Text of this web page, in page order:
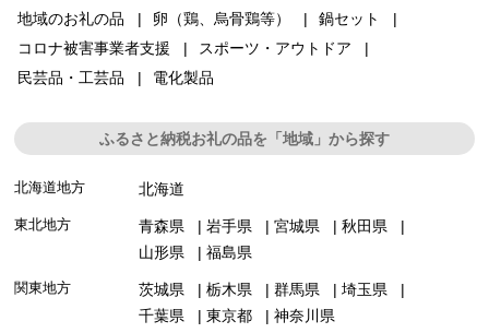
地域のお礼の品
卵（鶏、烏骨鶏等）
鍋セット
コロナ被害事業者支援
スポーツ・アウトドア
民芸品・工芸品
電化製品
ふるさと納税お礼の品を「地域」から探す
北海道地方 北海道
東北地方 青森県 岩手県 宮城県
秋田県
山形県
福島県
関東地方 茨城県 栃木県 群馬県
埼玉県
千葉県
東京都 神奈川県